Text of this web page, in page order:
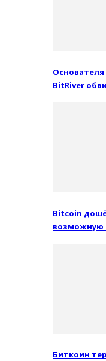
BitRiver
Bitcoin
возможную
Биткоин